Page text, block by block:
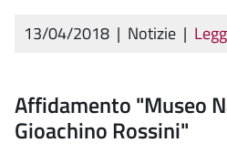
13/04/2018 | Notizie |
Affidamento "Museo
Gioachino Rossini"